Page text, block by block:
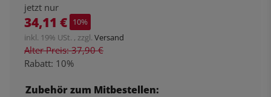
jetzt nur
34,11 € 10%
inkl. 19% USt. , zzgl. Versand
Alter Preis: 37,90 €
Rabatt: 10%
Zubehör zum Mitbestellen: